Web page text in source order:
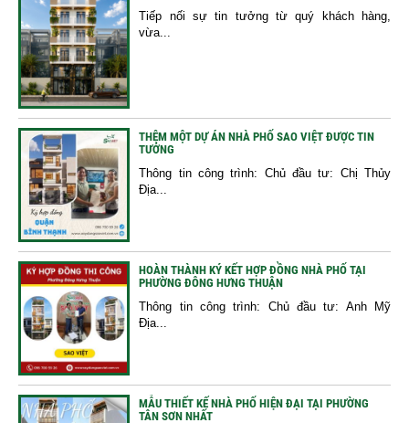
Tiếp nối sự tin tưởng từ quý khách hàng,
vừa...
THÊM MỘT DỰ ÁN NHÀ PHỐ SAO VIỆT ĐƯỢC TIN
TƯỞNG
Thông tin công trình: Chủ đầu tư: Chị Thủy
Địa...
HOÀN THÀNH KÝ KẾT HỢP ĐỒNG NHÀ PHỐ TẠI
PHƯỜNG ĐÔNG HƯNG THUẬN
Thông tin công trình: Chủ đầu tư: Anh Mỹ
Địa...
MẪU THIẾT KẾ NHÀ PHỐ HIỆN ĐẠI TẠI PHƯỜNG
TÂN SƠN NHẤT